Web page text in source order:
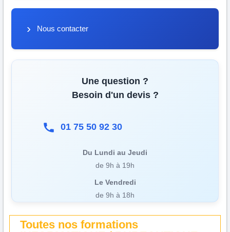
Nous contacter
Une question ?
Besoin d'un devis ?
01 75 50 92 30
Du Lundi au Jeudi
de 9h à 19h
Le Vendredi
de 9h à 18h
Toutes nos formations